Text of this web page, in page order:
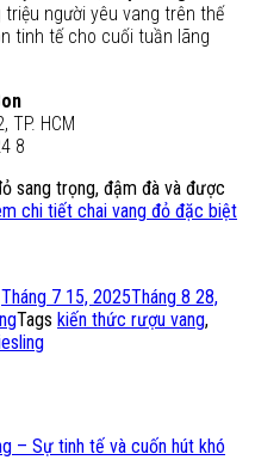
người yêu vang trên thế
tinh tế cho cuối tuần lãng
TP. HCM
8
sang trọng, đậm đà và được
chi tiết chai vang đỏ đặc biệt
Tháng 7 15, 2025Tháng 8 28,
Tags kiến thức rượu vang,
– Sự tinh tế và cuốn hút khó